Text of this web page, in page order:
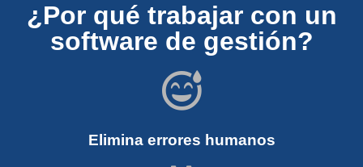
¿Por qué trabajar con un
software de gestión?
Elimina errores humanos